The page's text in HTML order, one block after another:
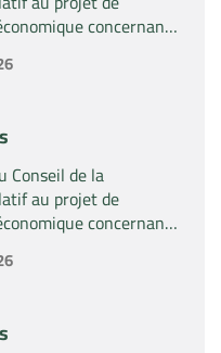
concernant
exclusif par la
Kritis SA » de la
Conseil de la
au projet de
concernant
« Fives SAS » du
la société « Aries